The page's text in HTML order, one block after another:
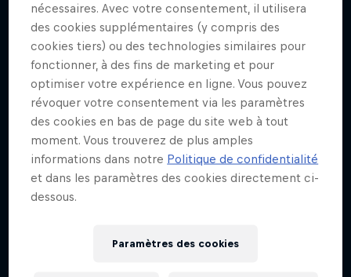
nécessaires. Avec votre consentement, il utilisera
des cookies supplémentaires (y compris des
cookies tiers) ou des technologies similaires pour
fonctionner, à des fins de marketing et pour
optimiser votre expérience en ligne. Vous pouvez
révoquer votre consentement via les paramètres
des cookies en bas de page du site web à tout
moment. Vous trouverez de plus amples
informations dans notre Politique de confidentialité
et dans les paramètres des cookies directement ci-
dessous.
Paramètres des cookies